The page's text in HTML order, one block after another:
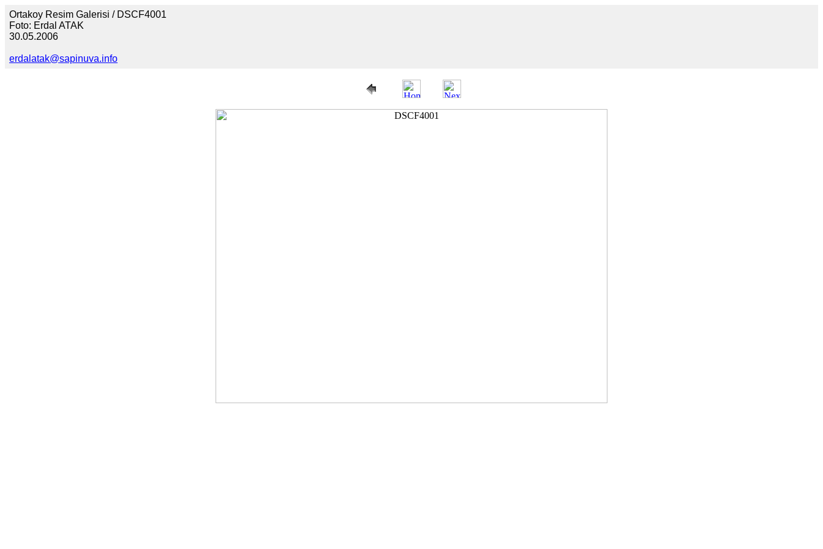
Ortakoy Resim Galerisi / DSCF4001
Foto: Erdal ATAK
30.05.2006
erdalatak@sapinuva.info